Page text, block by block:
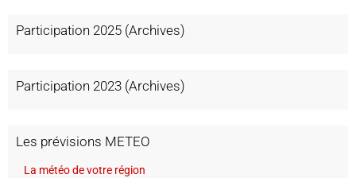
Participation 2025 (Archives)
Participation 2023 (Archives)
Les prévisions METEO
La météo de votre région